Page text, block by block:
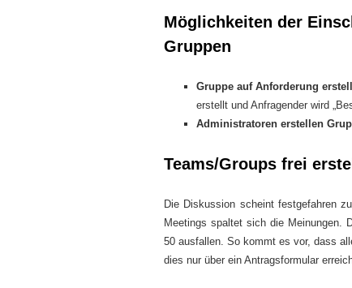
Möglichkeiten der
Gruppen
Gruppe auf Anforderung
erstellt und Anfragender wird
Administratoren erstellen
Teams/Groups frei
Die Diskussion scheint festgefahren
Meetings spaltet sich die Meinungen.
50 ausfallen. So kommt es vor, dass
dies nur über ein Antragsformular